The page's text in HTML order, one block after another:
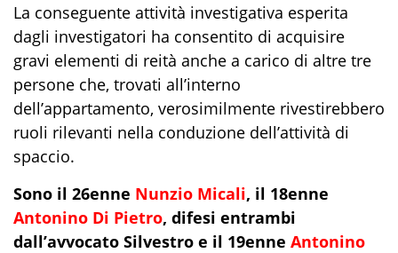
La conseguente attività investigativa esperita
dagli investigatori ha consentito di acquisire
gravi elementi di reità anche a carico di altre tre
persone che, trovati all’interno
dell’appartamento, verosimilmente rivestirebbero
ruoli rilevanti nella conduzione dell’attività di
spaccio.
Sono il 26enne Nunzio Micali, il 18enne
Antonino Di Pietro, difesi entrambi
dall’avvocato Silvestro e il 19enne Antonino